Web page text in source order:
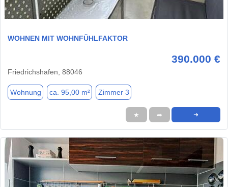
1 / 6
WOHNEN MIT WOHNFÜHLFAKTOR
390.000 €
Friedrichshafen, 88046
Wohnung ca. 95,00 m² Zimmer 3
★ ➦ ➜